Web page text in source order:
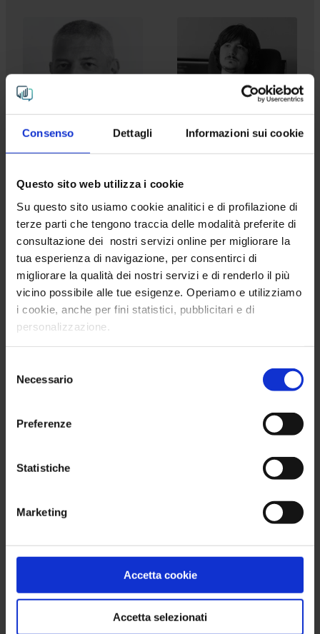
Consenso Dettagli Informazioni sui cookie
Questo sito web utilizza i cookie
Su questo sito usiamo cookie analitici e di profilazione di
terze parti che tengono traccia delle modalità preferite di
consultazione dei nostri servizi online per migliorare la
tua esperienza di navigazione, per consentirci di
migliorare la qualità dei nostri servizi e di renderlo il più
vicino possibile alle tue esigenze. Operiamo e utilizziamo
i cookie, anche per fini statistici, pubblicitari e di
personalizzazione.
delNecessario
Preferenze
Statistiche
Marketing
Accetta cookie
Accetta selezionati
Massimiliano Poli
Partner and Senior Data
Roberto Cucuzza
Headquarters:
Via Arcivescovo Calabiana, 6
20139 Milano